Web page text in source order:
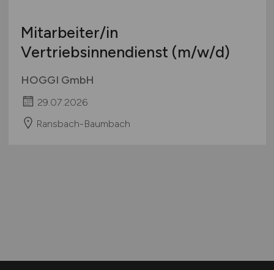
Mitarbeiter/in
Vertriebsinnendienst (m/w/d)
HOGGI GmbH
29.07.2026
Ransbach-Baumbach